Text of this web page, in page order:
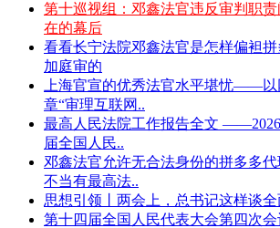
第十巡视组：邓鑫法官违反审判职
在的幕后
看看长宁法院邓鑫法官是怎样偏袒
加庭审的
上海官宣的优秀法官水平堪忧——以
章“审理互联网..
最高人民法院工作报告全文
届全国人民..
邓鑫法官允许无合法身份的拼多多
不当有最高法..
思想引领丨两会上，总书记这样谈
第十四届全国人民代表大会第四次